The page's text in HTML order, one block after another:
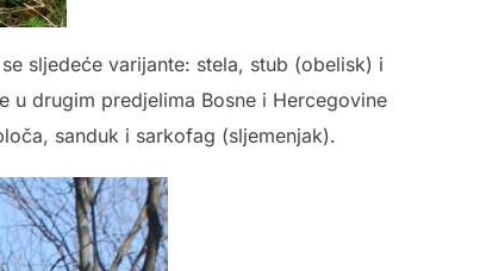
sljedeće varijante: stela, stub (obelisk) i
u drugim predjelima Bosne i Hercegovine
sanduk i sarkofag (sljemenjak).